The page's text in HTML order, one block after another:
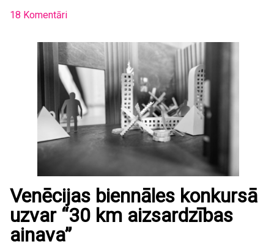
18 Komentāri
Venēcijas biennāles konkursā
uzvar “30 km aizsardzības
ainava”